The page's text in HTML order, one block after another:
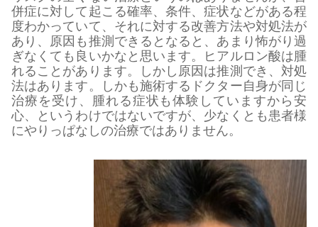
併症に対して起こる確率、条件、症状などがある程
度わかっていて、それに対する改善方法や対処法が
あり、原因も推測できるとなると、あまり怖がり過
ぎなくても良いかなと思います。ヒアルロン酸は腫
れることがあります。しかし原因は推測でき、対処
法はあります。しかも施術するドクター自身が同じ
治療を受け、腫れる症状も体験していますから安
心、というわけではないですが、少なくとも患者様
にやりっぱなしの治療ではありません。